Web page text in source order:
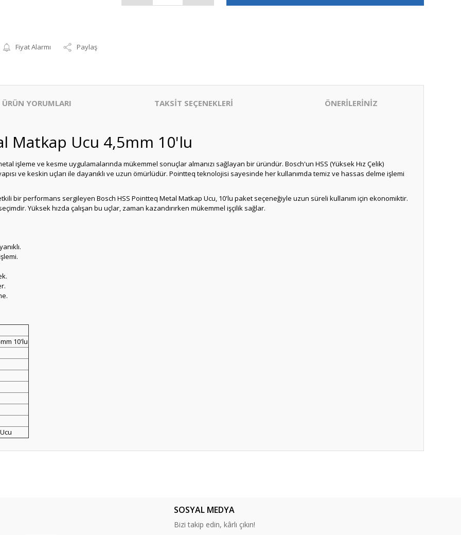
Fiyat Alarmı Paylaş
ÜRÜN YORUMLARI TAKSİT SEÇENEKLERİ ÖNERİLERİNİZ
Matkap Ucu 4,5mm 10'lu
işleme ve kesme uygulamalarında mükemmel sonuçlar almanızı sağlayan bir üründür. Bosch'un HSS (Yüksek Hız Çelik)
ve keskin uçları ile dayanıklı ve uzun ömürlüdür. Pointteq teknolojisi sayesinde her kullanımda temiz ve hassas delme işlemi
bir performans sergileyen Bosch HSS Pointteq Metal Matkap Ucu, 10'lu paket seçeneğiyle uzun süreli kullanım için ekonomiktir.
Yüksek hızda çalışan bu uçlar, zaman kazandırırken mükemmel işçilik sağlar.
10'lu
SOSYAL MEDYA
Bizi takip edin, kârlı çıkın!